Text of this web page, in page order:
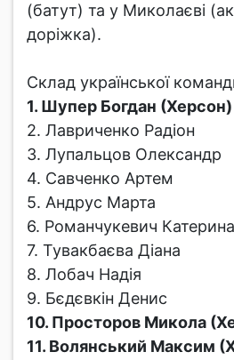
(батут) та у Миколаєві
доріжка).
Склад української
1. Шупер Богдан (Херсон)
2. Лавриченко Радіон
3. Лупальцов Олександр
4. Савченко Артем
5. Андрус Марта
6. Романчукевич Катерина
7. Тувакбаєва Діана
8. Лобач Надія
9. Бєдєвкін Денис
10. Просторов Микола
11. Волянський Максим